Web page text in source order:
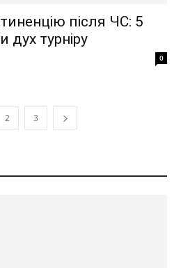
після ЧС: 5
дух турніру
0
2 3